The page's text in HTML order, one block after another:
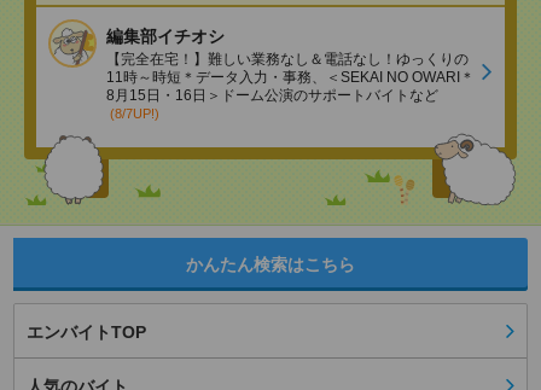
編集部イチオシ
【完全在宅！】難しい業務なし＆電話なし！ゆっくりの
11時～時短＊データ入力・事務、＜SEKAI NO OWARI＊
8月15日・16日＞ドーム公演のサポートバイトなど
(8/7UP!)
かんたん検索はこちら
エンバイトTOP